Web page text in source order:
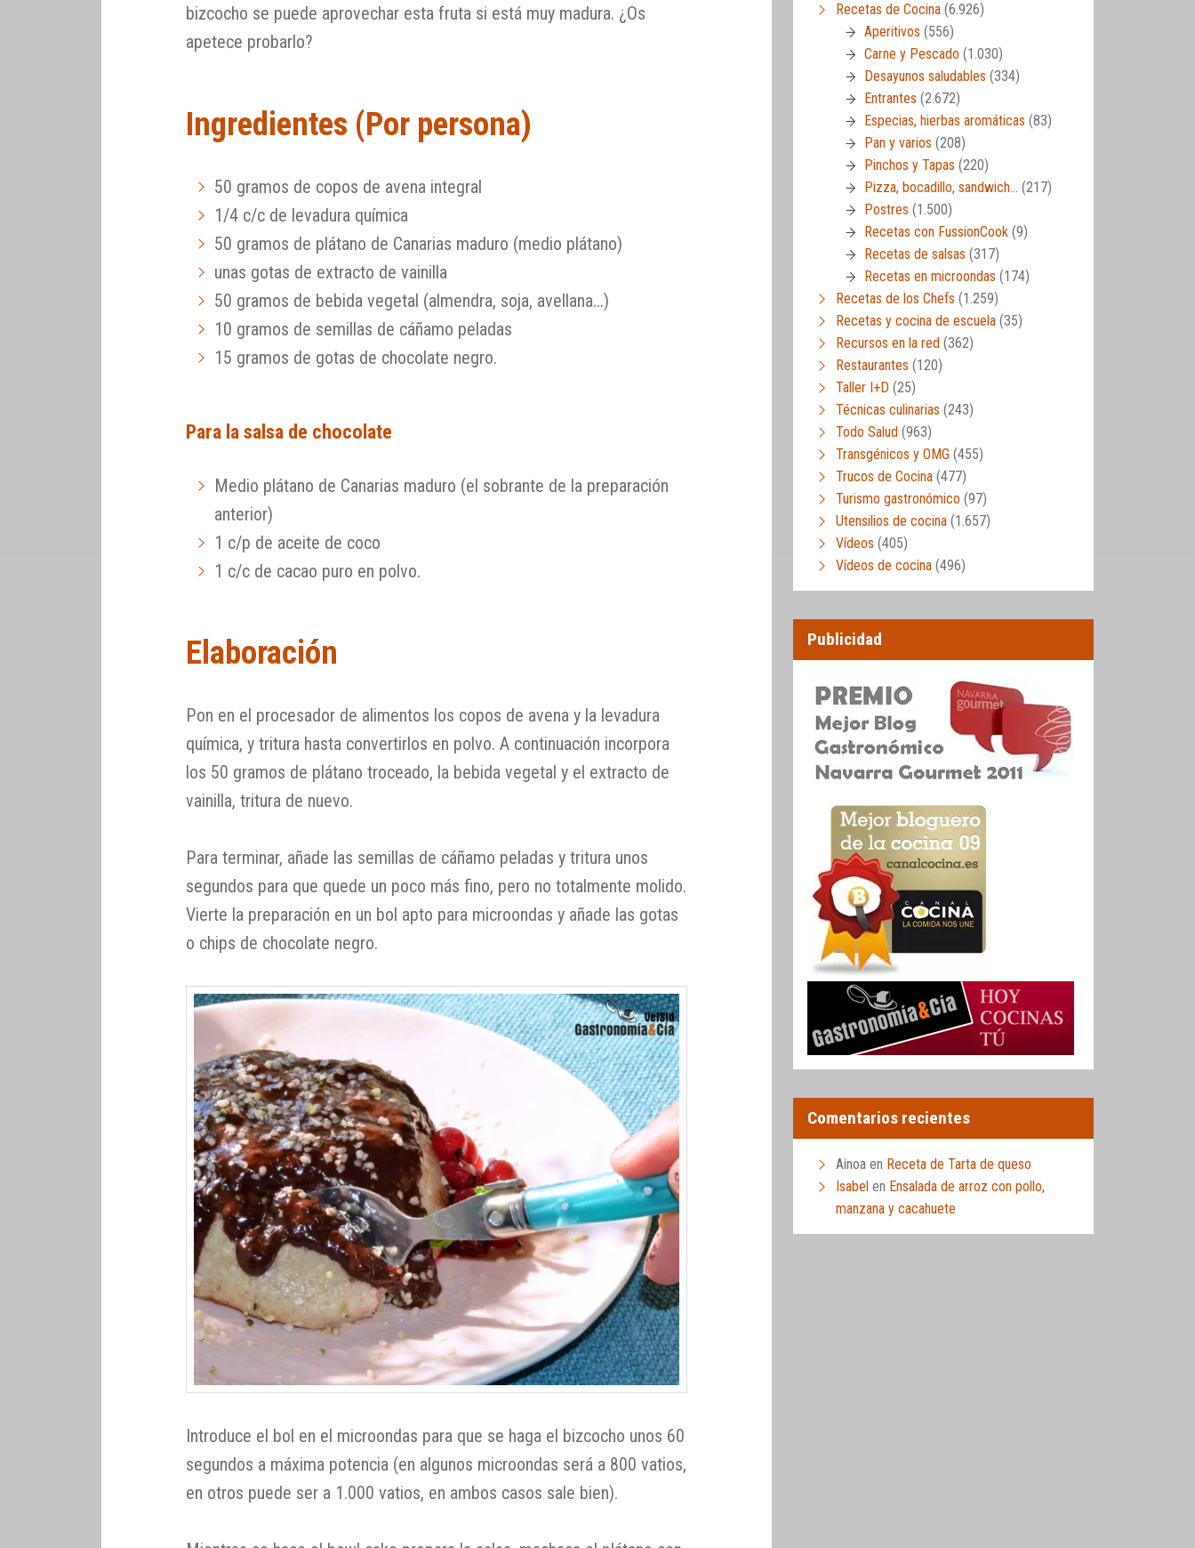
bizcocho se puede aprovechar esta fruta si está muy madura. ¿Os
apetece probarlo?
Ingredientes (Por persona)
50 gramos de copos de avena integral
1/4 c/c de levadura química
50 gramos de plátano de Canarias maduro (medio plátano)
unas gotas de extracto de vainilla
50 gramos de bebida vegetal (almendra, soja, avellana...)
10 gramos de semillas de cáñamo peladas
15 gramos de gotas de chocolate negro.
Para la salsa de chocolate
Medio plátano de Canarias maduro (el sobrante de la preparación
anterior)
1 c/p de aceite de coco
1 c/c de cacao puro en polvo.
Elaboración
Pon en el procesador de alimentos los copos de avena y la levadura
química, y tritura hasta convertirlos en polvo. A continuación incorpora
los 50 gramos de plátano troceado, la bebida vegetal y el extracto de
vainilla, tritura de nuevo.
Para terminar, añade las semillas de cáñamo peladas y tritura unos
segundos para que quede un poco más fino, pero no totalmente molido.
Vierte la preparación en un bol apto para microondas y añade las gotas
o chips de chocolate negro.
Introduce el bol en el microondas para que se haga el bizcocho unos 60
segundos a máxima potencia (en algunos microondas será a 800 vatios,
en otros puede ser a 1.000 vatios, en ambos casos sale bien).
Recetas de Cocina (6.926)
Aperitivos (556)
Carne y Pescado (1.030)
Desayunos saludables (334)
Entrantes (2.672)
Especias, hierbas aromáticas (83)
Pan y varios (208)
Pinchos y Tapas (220)
Pizza, bocadillo, sandwich… (217)
Postres (1.500)
Recetas con FussionCook (9)
Recetas de salsas (317)
Recetas en microondas (174)
Recetas de los Chefs (1.259)
Recetas y cocina de escuela (35)
Recursos en la red (362)
Restaurantes (120)
Taller I+D (25)
Técnicas culinarias (243)
Todo Salud (963)
Transgénicos y OMG (455)
Trucos de Cocina (477)
Turismo gastronómico (97)
Utensilios de cocina (1.657)
Vídeos (405)
Vídeos de cocina (496)
Publicidad
Comentarios recientes
Ainoa en Receta de Tarta de queso
Isabel en Ensalada de arroz con pollo,
manzana y cacahuete